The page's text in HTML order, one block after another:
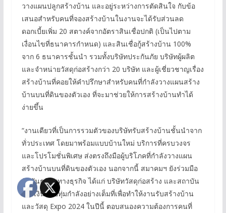
วางแผนปลูกสร้างบ้าน และอยู่ระหว่างการตัดสินใจ กับข้อ
เสนอสำหรับคนที่จองสร้างบ้านในงานจะได้รับส่วนลด
ดอกเบี้ยเพิ่ม 20 สตางค์จากอัตราสินเชื่อปกติ (เป็นไปตาม
เงื่อนไขที่ธนาคารกำหนด) และสินเชื่อกู้สร้างบ้าน 100%
จาก 6 ธนาคารชั้นนำ รวมทั้งบริษัทประกันภัย บริษัทผู้ผลิต
และจำหน่ายวัสดุก่อสร้างกว่า 20 บริษัท และผู้เชี่ยวชาญเรื่อง
สร้างบ้านที่คอยให้คำปรึกษาสำหรับคนที่กำลังวางแผนสร้าง
บ้านบนที่ดินของตัวเอง ที่จะมาช่วยให้การสร้างบ้านทำได้
ง่ายขึ้น
“งานเดียวที่เป็นการรวมตัวของบริษัทรับสร้างบ้านชั้นนำจาก
ทั่วประเทศ โดยมาพร้อมแบบบ้านใหม่ บริการที่ครบวงจร
และโปรโมชั่นพิเศษ ส่งตรงถึงมือผู้บริโภคที่กำลังวางแผน
สร้างบ้านบนที่ดินของตัวเอง นอกจากนี้ สมาคมฯ ยังร่วมมือ
กับพันธมิตรทางธุรกิจ ได้แก่ บริษัทวัสดุก่อสร้าง และสถาบัน
การเงิน เพื่อทุ่มกำลังอย่างเต็มที่เพื่อทำให้งานรับสร้างบ้าน
และวัสดุ Expo 2024 ในปีนี้ ตอบสนองความต้องการคนที่